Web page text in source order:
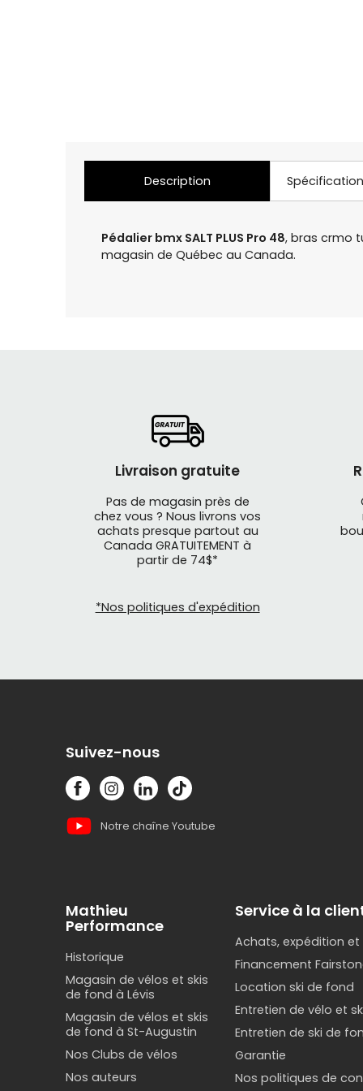
Description
Pédalier bmx SALT PLUS Pro 48, bras crmo
magasin de Québec au Canada.
Livraison gratuite
Pas de magasin près de
chez vous ? Nous livrons vos
achats presque partout au
Canada GRATUITEMENT à
partir de 74$*
*Nos politiques d'expédition
Suivez-nous
Notre chaîne Youtube
Mathieu
Performance
Historique
Magasin de vélos et skis
de fond à Lévis
Magasin de vélos et skis
de fond à St-Augustin
Nos Clubs de vélos
Nos auteurs
Service à la
Achats, expédition et
Financement
Location ski de fond
Entretien de vélo et
Entretien de ski de
Garantie
Nos politiques de